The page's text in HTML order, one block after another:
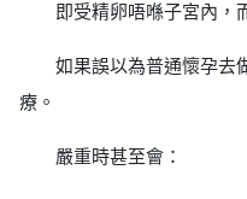
即受精卵唔喺子宮內，
如果誤以為普通懷孕去
療。
嚴重時甚至會：